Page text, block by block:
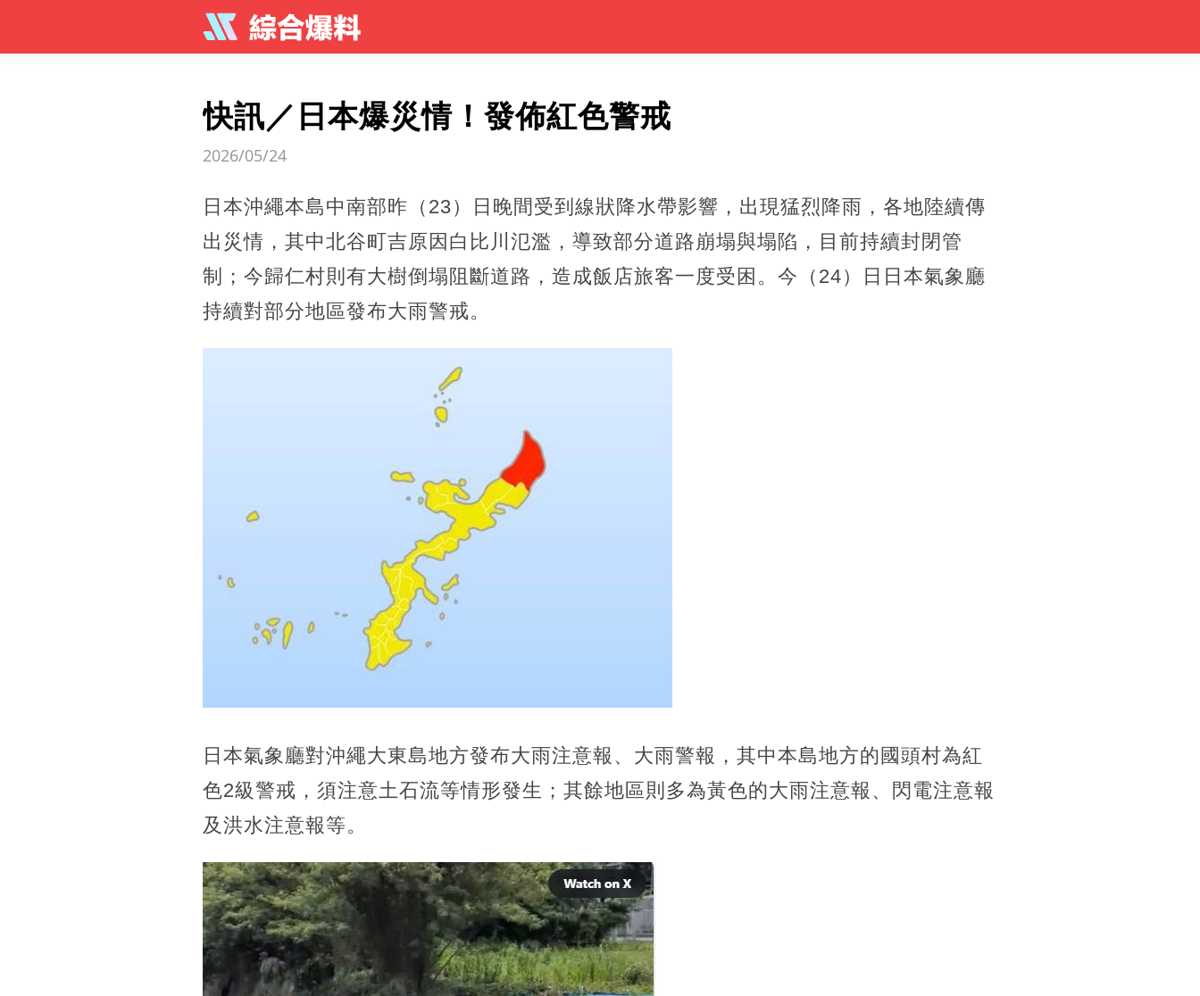
快訊／日本爆災情！發佈紅色警戒
2026/05/24
日本沖繩本島中南部昨（23）日晚間受到線狀降水帶影響，出現猛烈降雨，各地陸續傳
出災情，其中北谷町吉原因白比川氾濫，導致部分道路崩塌與塌陷，目前持續封閉管
制；今歸仁村則有大樹倒塌阻斷道路，造成飯店旅客一度受困。今（24）日日本氣象廳
持續對部分地區發布大雨警戒。
日本氣象廳對沖繩大東島地方發布大雨注意報、大雨警報，其中本島地方的國頭村為紅
色2級警戒，須注意土石流等情形發生；其餘地區則多為黃色的大雨注意報、閃電注意報
及洪水注意報等。